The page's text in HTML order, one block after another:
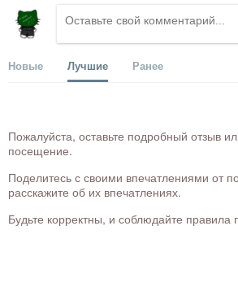
Новые Лучшие Ранее
Пожалуйста, оставьте подробный отзыв
посещение.
Поделитесь с своими впечатлениями от
расскажите об их впечатлениях.
Будьте корректны, и соблюдайте правила